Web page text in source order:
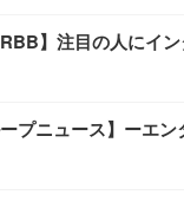
RBB】注目の人にイ
ープニュース】ーエ